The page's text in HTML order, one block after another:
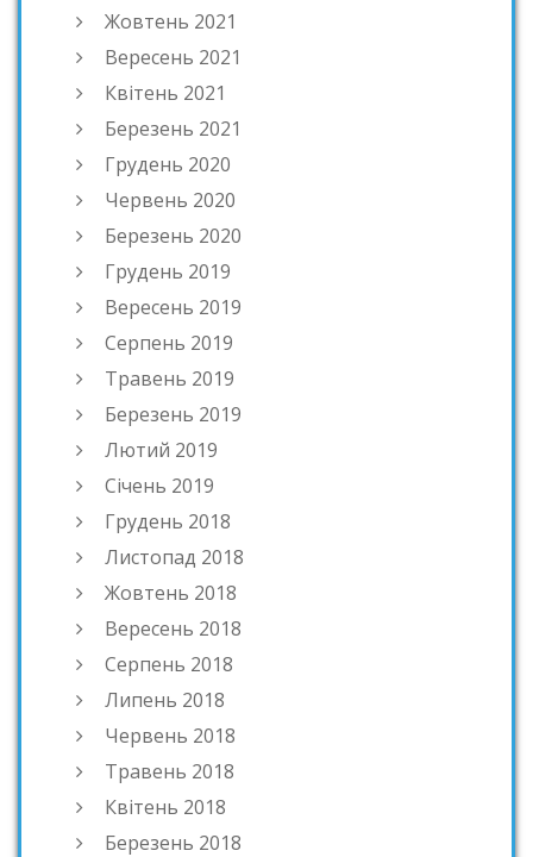
Жовтень 2021
Вересень 2021
Квітень 2021
Березень 2021
Грудень 2020
Червень 2020
Березень 2020
Грудень 2019
Вересень 2019
Серпень 2019
Травень 2019
Березень 2019
Лютий 2019
Січень 2019
Грудень 2018
Листопад 2018
Жовтень 2018
Вересень 2018
Серпень 2018
Липень 2018
Червень 2018
Травень 2018
Квітень 2018
Березень 2018